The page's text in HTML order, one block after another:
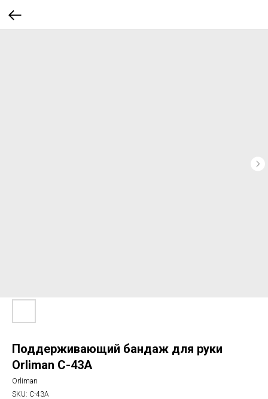
Поддерживающий бандаж для руки
Orliman C-43A
Orliman
SKU: C-43A